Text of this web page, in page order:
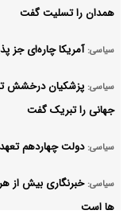
همدان را تسلیت گفت
سیاسی: آمریکا چاره‌ای جز
سیاسی: پزشکیان درخشش
جهانی را تبریک گفت
سیاسی: دولت چهاردهم
سیاسی: خبرنگاری بیش از
ها است